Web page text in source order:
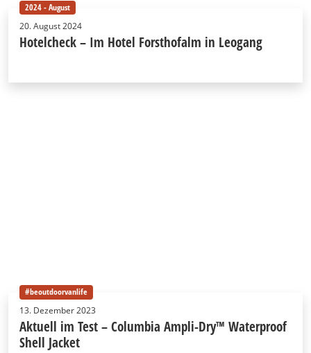
2024 - August
20. August 2024
Hotelcheck – Im Hotel Forsthofalm in Leogang
#beoutdoorvanlife
13. Dezember 2023
Aktuell im Test – Columbia Ampli-Dry™ Waterproof
Shell Jacket